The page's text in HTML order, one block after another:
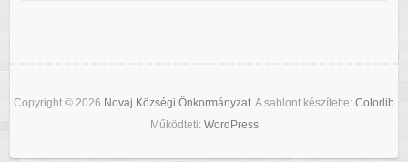
Copyright © 2026 Novaj Községi Önkormányzat. A sablont készítette: Colorlib
Működteti: WordPress